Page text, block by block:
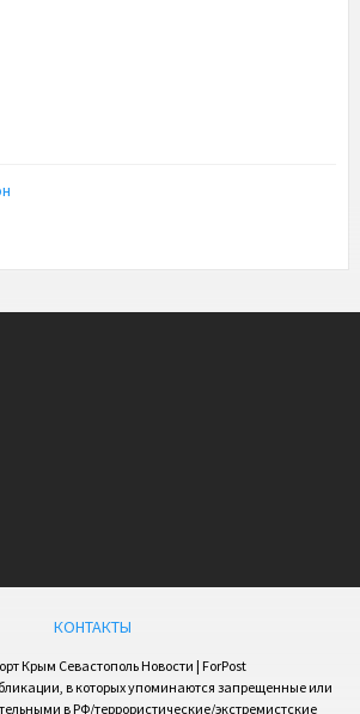
КОНТАКТЫ
Крым Севастополь Новости | ForPost
в которых упоминаются запрещенные или
в РФ/террористические/экстремистские